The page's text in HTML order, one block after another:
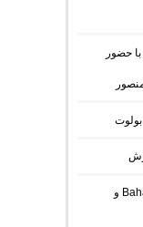
یاشار با حضور
دانلود آهنگ ترکی Kalbine Sor از Bahadır Macit و